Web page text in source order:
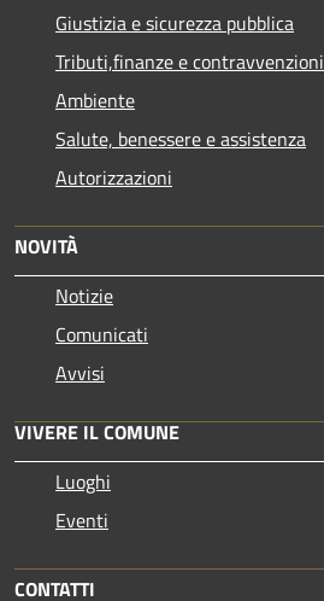
Giustizia e sicurezza pubblica
Tributi,finanze e contravvenzioni
Ambiente
Salute, benessere e assistenza
Autorizzazioni
NOVITÀ
Notizie
Comunicati
Avvisi
VIVERE IL COMUNE
Luoghi
Eventi
CONTATTI